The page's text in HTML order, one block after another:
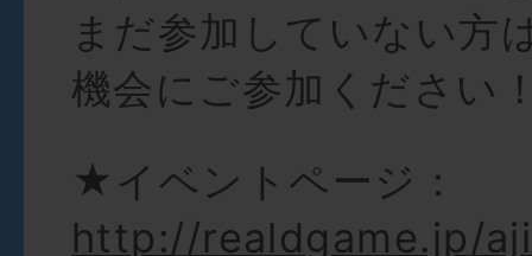
まだ参加していない方
機会にご参加ください
★イベントページ：
http://realdgame.jp/